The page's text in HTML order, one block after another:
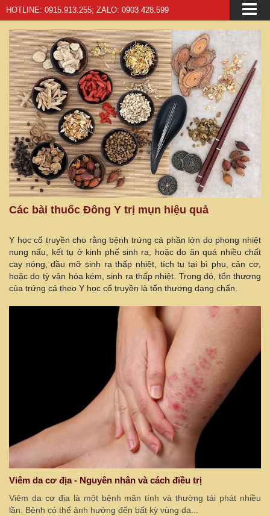
HOTLINE: 0915.913.255; ZALO: 0903 428.599
Các bài thuốc Đông Y trị mụn hiệu quả
Y học cổ truyền cho rằng bệnh trứng cá phần lớn do phong nhiệt
nung nấu, kết tụ ở kinh phế sinh ra, hoặc do ăn quá nhiều chất
cay nóng, dầu mỡ sinh ra thấp nhiệt, tích tụ tại bì phu, cân cơ,
hoặc do tỳ vận hóa kém, sinh ra thấp nhiệt. Trong đó, tổn thương
của trứng cá theo Y học cổ truyền là tổn thương dạng chẩn.
Viêm da cơ địa - Nguyên nhân và cách điều trị
Viêm da cơ địa là một bệnh mãn tính và thường tái phát nhiều
lần. Bệnh có thể ảnh hưởng đến bất kỳ vùng da...